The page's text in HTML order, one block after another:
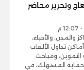
وتحرير محاضر
والمدن، والأحياء،
تداول الألعاب
التموين، ومباحث
المستهلك، في